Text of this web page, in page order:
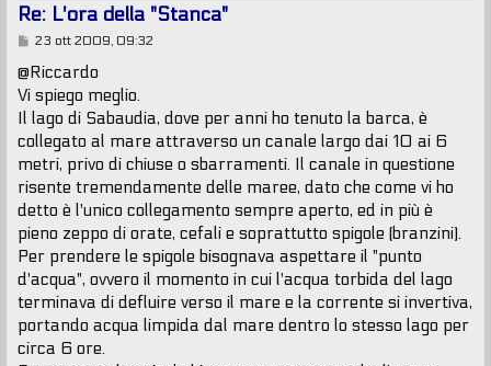
Re: L'ora della "Stanca"
M
s
s
a
g
g
i
o
23 ott 2009, 09:32
@Riccardo
Vi spiego meglio.
Il lago di Sabaudia, dove per anni ho tenuto la barca, è
collegato al mare attraverso un canale largo dai 10 ai 6
metri, privo di chiuse o sbarramenti. Il canale in questione
risente tremendamente delle maree, dato che come vi ho
detto è l'unico collegamento sempre aperto, ed in più è
pieno zeppo di orate, cefali e soprattutto spigole (branzini).
Per prendere le spigole bisognava aspettare il "punto
d'acqua", ovvero il momento in cui l'acqua torbida del lago
terminava di defluire verso il mare e la corrente si invertiva,
portando acqua limpida dal mare dentro lo stesso lago per
circa 6 ore.